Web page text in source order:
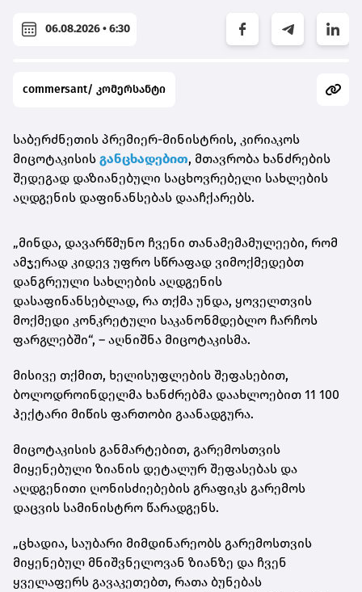
06.08.2026 • 6:30
commersant/ კომერსანტი
საბერძნეთის პრემიერ-მინისტრის, კირიაკოს
მიცოტაკისის განცხადებით, მთავრობა ხანძრების
შედეგად დაზიანებული საცხოვრებელი სახლების
აღდგენის დაფინანსებას დააჩქარებს.
„მინდა, დავარწმუნო ჩვენი თანამემამულეები, რომ
ამჯერად კიდევ უფრო სწრაფად ვიმოქმედებთ
დანგრეული სახლების აღდგენის
დასაფინანსებლად, რა თქმა უნდა, ყოველთვის
მოქმედი კონკრეტული საკანონმდებლო ჩარჩოს
ფარგლებში“, – აღნიშნა მიცოტაკისმა.
მისივე თქმით, ხელისუფლების შეფასებით,
ბოლოდროინდელმა ხანძრებმა დაახლოებით 11 100
ჰექტარი მიწის ფართობი გაანადგურა.
მიცოტაკისის განმარტებით, გარემოსთვის
მიყენებული ზიანის დეტალურ შეფასებას და
აღდგენითი ღონისძიებების გრაფიკს გარემოს
დაცვის სამინისტრო წარადგენს.
„ცხადია, საუბარი მიმდინარეობს გარემოსთვის
მიყენებულ მნიშვნელოვან ზიანზე და ჩვენ
ყველაფერს გავაკეთებთ, რათა ბუნებას